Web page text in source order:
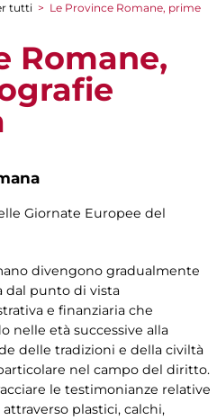
tutti > Le Province Romane, prime
Romane,
Giornate Europee del
divengono gradualmente
dal punto di vista
e finanziaria che
nelle età successive alla
delle tradizioni e della civiltà
nel campo del diritto.
le testimonianze relative
plastici, calchi,